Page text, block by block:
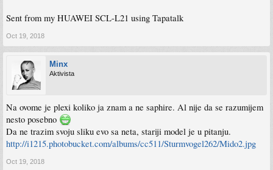
Sent from my HUAWEI SCL-L21 using Tapatalk
Oct 19, 2018
Minx
Aktivista
Na ovome je plexi koliko ja znam a ne saphire. Al nije da se razumijem
nesto posebno
Da ne trazim svoju sliku evo sa neta, stariji model je u pitanju.
http://i1215.photobucket.com/albums/cc511/Sturmvogel262/Mido2.jpg
Oct 19, 2018